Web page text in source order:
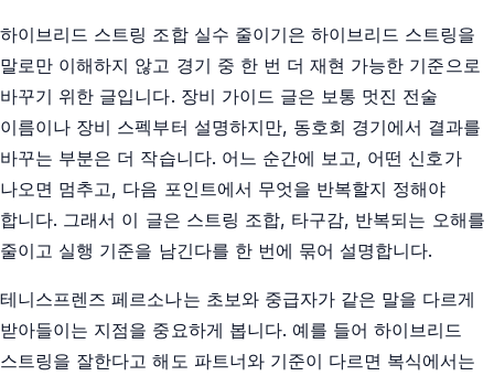
하이브리드 스트링 조합 실수 줄이기은 하이브리드 스트링을
말로만 이해하지 않고 경기 중 한 번 더 재현 가능한 기준으로
바꾸기 위한 글입니다. 장비 가이드 글은 보통 멋진 전술
이름이나 장비 스펙부터 설명하지만, 동호회 경기에서 결과를
바꾸는 부분은 더 작습니다. 어느 순간에 보고, 어떤 신호가
나오면 멈추고, 다음 포인트에서 무엇을 반복할지 정해야
합니다. 그래서 이 글은 스트링 조합, 타구감, 반복되는 오해를
줄이고 실행 기준을 남긴다를 한 번에 묶어 설명합니다.
테니스프렌즈 페르소나는 초보와 중급자가 같은 말을 다르게
받아들이는 지점을 중요하게 봅니다. 예를 들어 하이브리드
스트링을 잘한다고 해도 파트너와 기준이 다르면 복식에서는